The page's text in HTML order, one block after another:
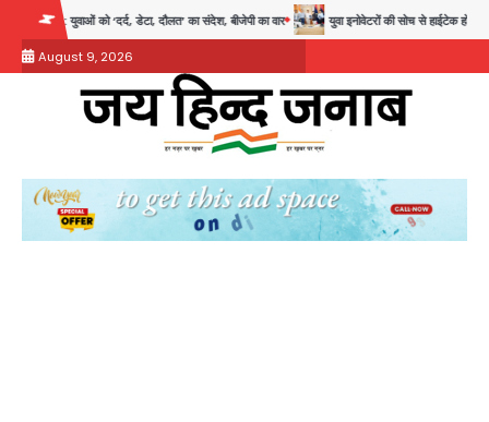
content
दौलत’ का संदेश, बीजेपी का वार युवा इनोवेटरों की सोच से हाईटेक होगी दिल्ली पुलिस
August 9, 2026